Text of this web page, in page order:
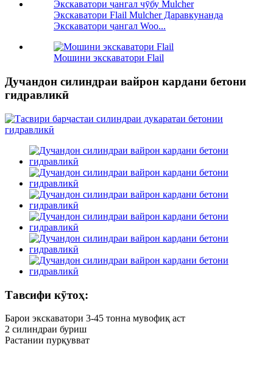
Экскаватори Flail Mulcher Даравкунанда
Экскаватори ҷангал Woo...
Мошини экскаватори Flail
Дучандон силиндраи вайрон кардани бетони
гидравликӣ
Тавсифи кӯтоҳ:
Барои экскаватори 3-45 тонна мувофиқ аст
2 силиндраи буриш
Растании пурқувват